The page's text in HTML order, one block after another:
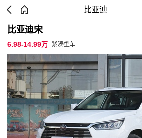
比亚迪
比亚迪宋
6.98-14.99万 紧凑型车